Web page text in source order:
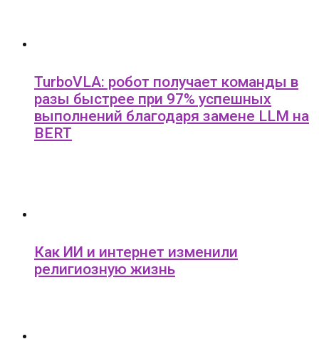
TurboVLA: робот получает команды в
разы быстрее при 97% успешных
выполнений благодаря замене LLM на
BERT
Как ИИ и интернет изменили
религиозную жизнь